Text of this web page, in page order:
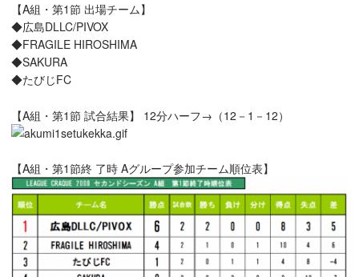
【A組・第1節 出場チーム】
◆広島DLLC/PIVOX
◆FRAGILE HIROSHIMA
◆SAKURA
◆たびじFC
【A組・第1節 試合結果】 12分ハーフ→（12－1－12）
【A組・第1節終 了時 Aグループ参加チーム順位表】